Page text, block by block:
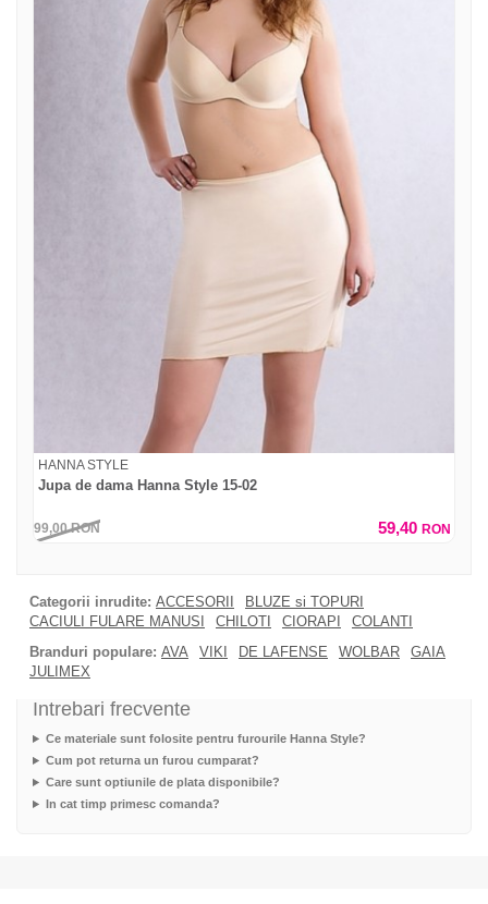
HANNA STYLE
Jupa de dama Hanna Style 15-02
99,00RON 59,40 RON
Categorii inrudite: ACCESORII
BLUZE si TOPURI
CACIULI FULARE MANUSI
CHILOTI CIORAPI
COLANTI
Branduri populare: AVA VIKI DE LAFENSE WOLBAR
GAIA
JULIMEX
Intrebari frecvente
Ce materiale sunt folosite pentru furourile Hanna Style?
Cum pot returna un furou cumparat?
Care sunt optiunile de plata disponibile?
In cat timp primesc comanda?